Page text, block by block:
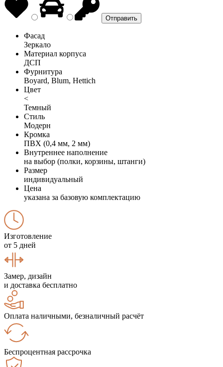
Фасад
Зеркало
Материал корпуса
ДСП
Фурнитура
Boyard, Blum, Hettich
Цвет
<
Темный
Стиль
Модерн
Кромка
ПВХ (0,4 мм, 2 мм)
Внутреннее наполнение
на выбор (полки, корзины, штанги)
Размер
индивидуальный
Цена
указана за базовую комплектацию
Изготовление
от 5 дней
Замер, дизайн
и доставка бесплатно
Оплата наличными, безналичный расчёт
Беспроцентная рассрочка